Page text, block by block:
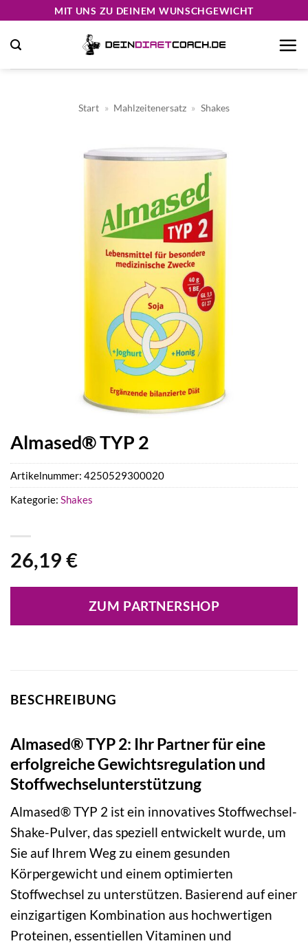
springen
MIT UNS ZU DEINEM WUNSCHGEWICHT
Start » Mahlzeitenersatz » Shakes
Almased® TYP 2
26,19 €
ZUM PARTNERSHOP
Artikelnummer: 4250529300020
Kategorie: Shakes
BESCHREIBUNG
Almased® TYP 2: Ihr Partner für eine
erfolgreiche Gewichtsregulation und
Stoffwechselunterstützung
Almased® TYP 2 ist ein innovatives Stoffwechsel-
Shake-Pulver, das speziell entwickelt wurde, um
Sie auf Ihrem Weg zu einem gesunden
Körpergewicht und einem optimierten
Stoffwechsel zu unterstützen. Basierend auf einer
einzigartigen Kombination aus hochwertigen
Proteinen, essentiellen Vitaminen und